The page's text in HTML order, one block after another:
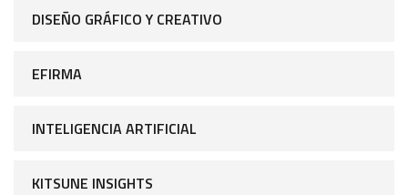
DISEÑO GRÁFICO Y CREATIVO
EFIRMA
INTELIGENCIA ARTIFICIAL
KITSUNE INSIGHTS